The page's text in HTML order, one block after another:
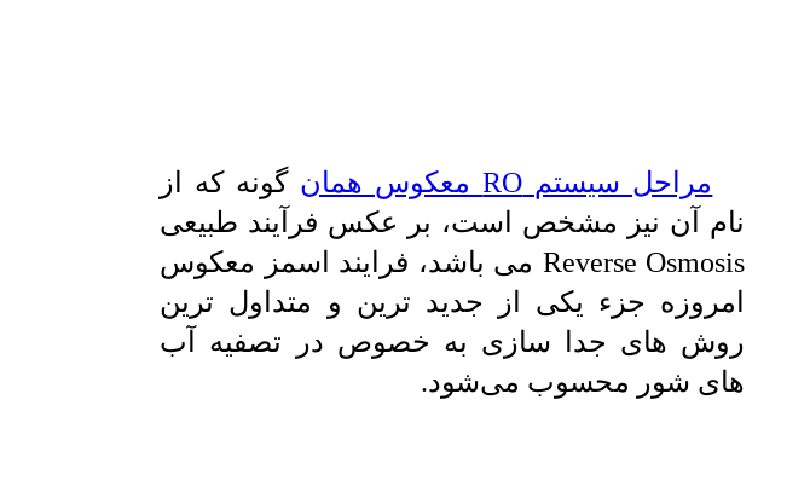
مراحل سیستم RO معكوس همان
گونه كه از
نام آن نیز مشخص است، بر عکس فرآیند طبیعی
Reverse Osmosis می باشد، فرایند اسمز معکوس
امروزه جزء یكی از جدید ترین و متداول ترین
روش های جدا سازی به خصوص در تصفیه آب
های شور محسوب می‌شود.